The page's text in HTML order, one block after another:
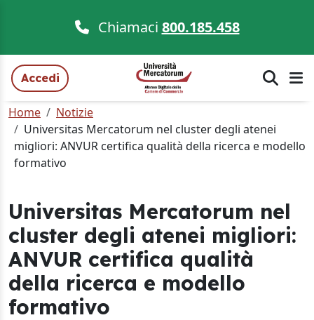
Chiamaci 800.185.458
Accedi
Home
Notizie
Universitas Mercatorum nel cluster degli atenei
migliori: ANVUR certifica qualità della ricerca e modello
formativo
Universitas Mercatorum nel
cluster degli atenei migliori:
ANVUR certifica qualità
della ricerca e modello
formativo